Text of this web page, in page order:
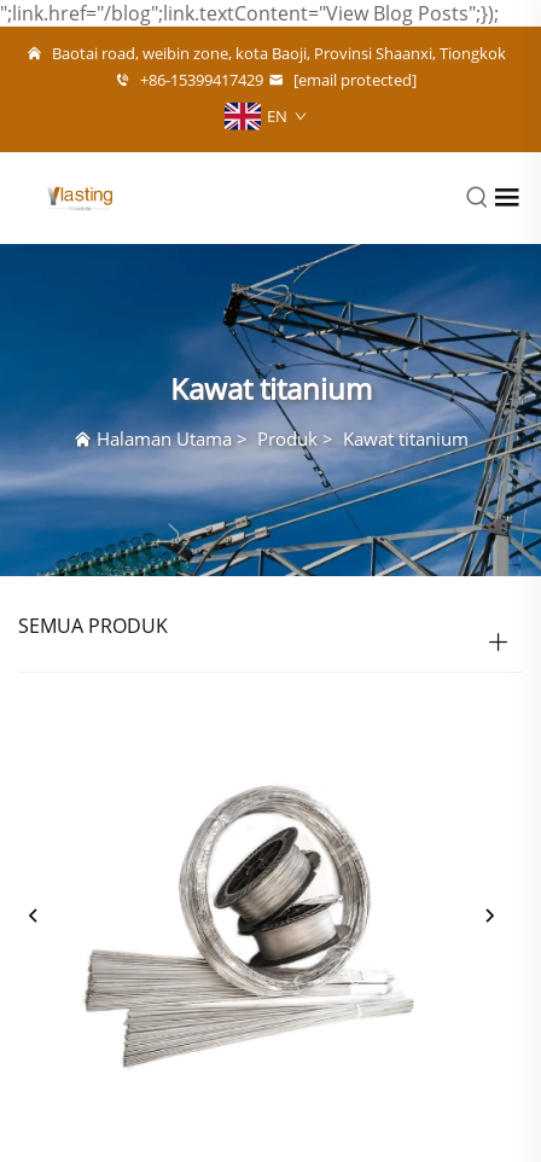
";link.href="/blog";link.textContent="View Blog Posts";});
Baotai road, weibin zone, kota Baoji, Provinsi Shaanxi, Tiongkok
+86-15399417429
[email protected]
EN
Kawat titanium
Halaman Utama> Produk> Kawat titanium
SEMUA PRODUK